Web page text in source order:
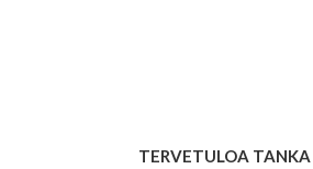
TERVETULOA TANKA